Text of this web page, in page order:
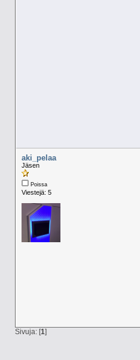
aki_pelaa
Jäsen
Poissa
Viestejä: 5
Sivuja: [1]